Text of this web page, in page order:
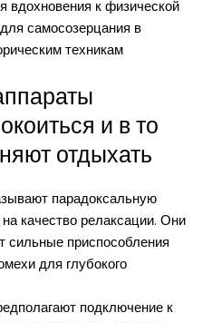
вдохновения к физической
самосозерцания в
техникам
и в то
отдыхать
парадоксальную
качество релаксации. Они
сильные приспособления
для глубокого
подключение к